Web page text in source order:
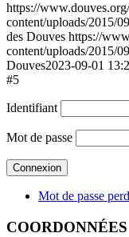
https://
content/uploads/2015/
des Douves https://
content/uploads/2015/
Douves2023-09-01
#5
Identifiant
Mot de passe
Mot de passe
COORDONNÉES